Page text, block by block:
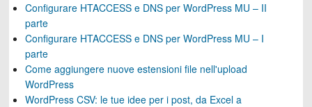
Configurare HTACCESS e DNS per WordPress MU – II
parte
Configurare HTACCESS e DNS per WordPress MU – I
parte
Come aggiungere nuove estensioni file nell'upload
WordPress
WordPress CSV: le tue idee per i post, da Excel a